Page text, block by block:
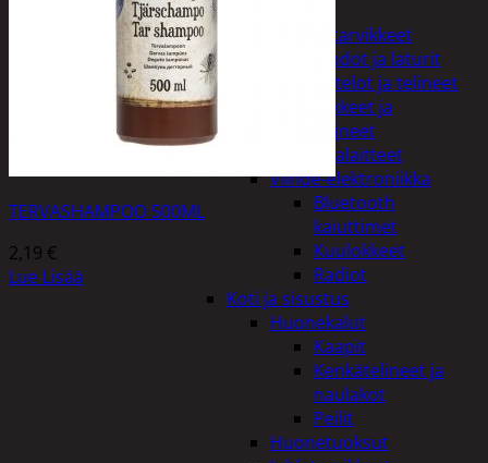
Puhelintarvikkeet
Johdot ja laturit
Kotelot ja telineet
Tv-tarvikkeet ja
seinätelineet
Varavirtalaitteet
Viihde-elektroniikka
Bluetooth
kaiuttimet
Kuulokkeet
Radiot
Koti ja sisustus
Huonekalut
Kaapit
Kenkätelineet ja
naulakot
Peilit
Huonetuoksut
TERVASHAMPOO 500ML
2,19 €
Lue Lisää